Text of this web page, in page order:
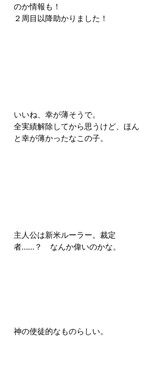
のか情報も！
２周目以降助かりました！
いいね、幸が薄そうで。
全実績解除してから思うけど、ほん
と幸が薄かったなこの子。
主人公は新米ルーラー。裁定
者……？　なんか偉いのかな。
神の使徒的なものらしい。